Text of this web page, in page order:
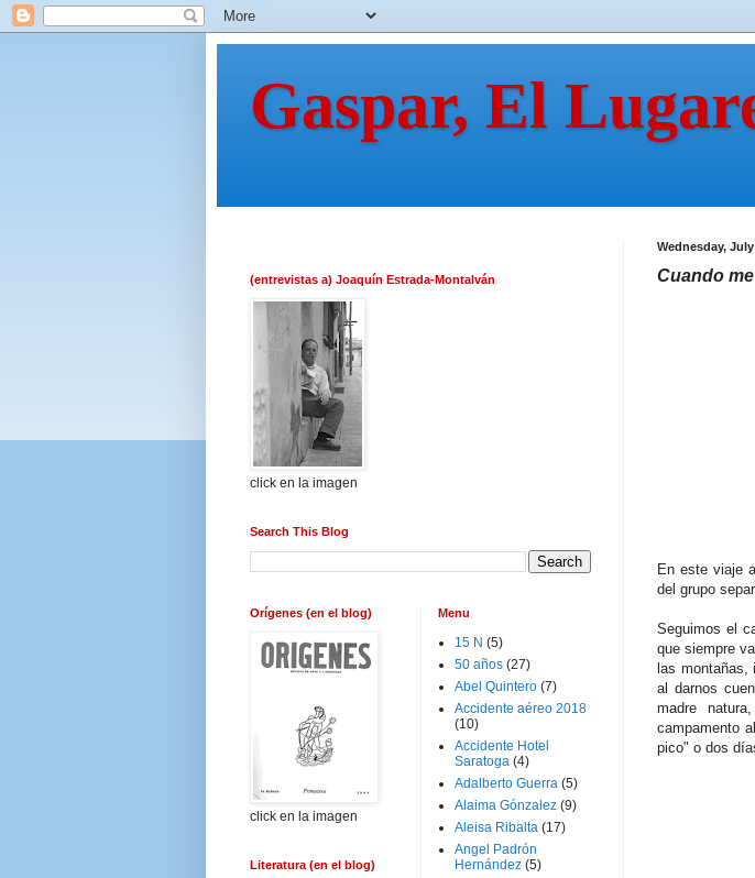
Gaspar, El
Wednesday, July
Cuando
En este viaje
del grupo
Seguimos el
que siempre
las
al darnos
madre
campamento
pico" o dos
(entrevistas a) Joaquín Estrada-Montalván
click en la imagen
Search This Blog
Orígenes (en el blog)
click en la imagen
Literatura (en el blog)
Menu
15 N (5)
50 años (27)
Abel Quintero (7)
Accidente aéreo 2018
(10)
Accidente Hotel
Saratoga (4)
Adalberto Guerra (5)
Alaima Gónzalez (9)
Aleisa Ribalta (17)
Angel Padrón
Hernández (5)